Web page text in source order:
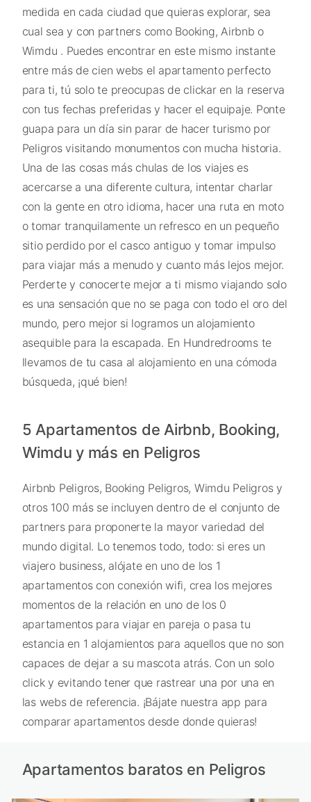
medida en cada ciudad que quieras explorar, sea
cual sea y con partners como Booking, Airbnb o
Wimdu . Puedes encontrar en este mismo instante
entre más de cien webs el apartamento perfecto
para ti, tú solo te preocupas de clickar en la reserva
con tus fechas preferidas y hacer el equipaje. Ponte
guapa para un día sin parar de hacer turismo por
Peligros visitando monumentos con mucha historia.
Una de las cosas más chulas de los viajes es
acercarse a una diferente cultura, intentar charlar
con la gente en otro idioma, hacer una ruta en moto
o tomar tranquilamente un refresco en un pequeño
sitio perdido por el casco antiguo y tomar impulso
para viajar más a menudo y cuanto más lejos mejor.
Perderte y conocerte mejor a ti mismo viajando solo
es una sensación que no se paga con todo el oro del
mundo, pero mejor si logramos un alojamiento
asequible para la escapada. En Hundredrooms te
llevamos de tu casa al alojamiento en una cómoda
búsqueda, ¡qué bien!
5 Apartamentos de Airbnb, Booking,
Wimdu y más en Peligros
Airbnb Peligros, Booking Peligros, Wimdu Peligros y
otros 100 más se incluyen dentro de el conjunto de
partners para proponerte la mayor variedad del
mundo digital. Lo tenemos todo, todo: si eres un
viajero business, alójate en uno de los 1
apartamentos con conexión wifi, crea los mejores
momentos de la relación en uno de los 0
apartamentos para viajar en pareja o pasa tu
estancia en 1 alojamientos para aquellos que no son
capaces de dejar a su mascota atrás. Con un solo
click y evitando tener que rastrear una por una en
las webs de referencia. ¡Bájate nuestra app para
comparar apartamentos desde donde quieras!
Apartamentos baratos en Peligros